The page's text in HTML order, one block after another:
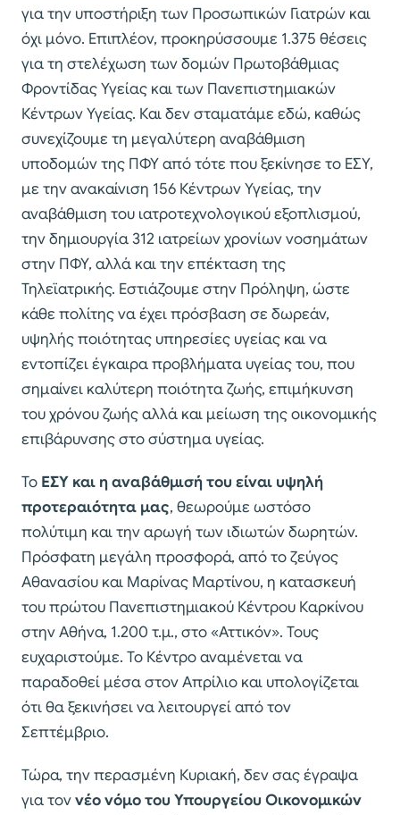
για την υποστήριξη των Προσωπικών Γιατρών και
όχι μόνο. Επιπλέον, προκηρύσσουμε 1.375 θέσεις
για τη στελέχωση των δομών Πρωτοβάθμιας
Φροντίδας Υγείας και των Πανεπιστημιακών
Κέντρων Υγείας. Και δεν σταματάμε εδώ, καθώς
συνεχίζουμε τη μεγαλύτερη αναβάθμιση
υποδομών της ΠΦΥ από τότε που ξεκίνησε το ΕΣΥ,
με την ανακαίνιση 156 Κέντρων Υγείας, την
αναβάθμιση του ιατροτεχνολογικού εξοπλισμού,
την δημιουργία 312 ιατρείων χρονίων νοσημάτων
στην ΠΦΥ, αλλά και την επέκταση της
Τηλεϊατρικής. Εστιάζουμε στην Πρόληψη, ώστε
κάθε πολίτης να έχει πρόσβαση σε δωρεάν,
υψηλής ποιότητας υπηρεσίες υγείας και να
εντοπίζει έγκαιρα προβλήματα υγείας του, που
σημαίνει καλύτερη ποιότητα ζωής, επιμήκυνση
του χρόνου ζωής αλλά και μείωση της οικονομικής
επιβάρυνσης στο σύστημα υγείας.
Το ΕΣΥ και η αναβάθμισή του είναι υψηλή
προτεραιότητα μας, θεωρούμε ωστόσο
πολύτιμη και την αρωγή των ιδιωτών δωρητών.
Πρόσφατη μεγάλη προσφορά, από το ζεύγος
Αθανασίου και Μαρίνας Μαρτίνου, η κατασκευή
του πρώτου Πανεπιστημιακού Κέντρου Καρκίνου
στην Αθήνα, 1.200 τ.μ., στο «Αττικόν». Τους
ευχαριστούμε. Το Κέντρο αναμένεται να
παραδοθεί μέσα στον Απρίλιο και υπολογίζεται
ότι θα ξεκινήσει να λειτουργεί από τον
Σεπτέμβριο.
Τώρα, την περασμένη Κυριακή, δεν σας έγραψα
για τοννέο νόμο του Υπουργείου Οικονομικών